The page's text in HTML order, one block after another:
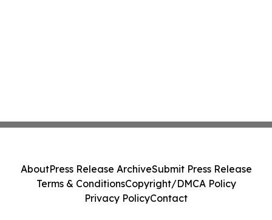
AboutPress Release ArchiveSubmit Press Release
Terms & ConditionsCopyright/DMCA Policy
Privacy PolicyContact